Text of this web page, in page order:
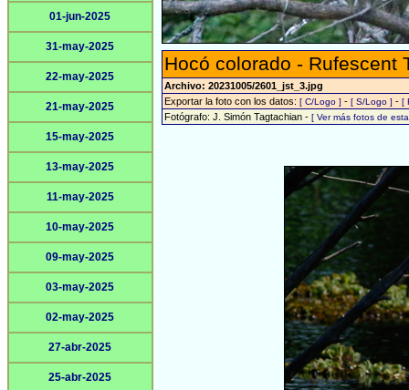
01-jun-2025
31-may-2025
22-may-2025
21-may-2025
15-may-2025
13-may-2025
11-may-2025
10-may-2025
09-may-2025
03-may-2025
02-may-2025
27-abr-2025
25-abr-2025
Hocó colorado - Rufescent
Archivo: 20231005/2601_jst_3.jpg
Exportar la foto con los datos: [ C/Logo ] - [ S/Logo ] - [
Fotógrafo: J. Simón Tagtachian - [ Ver más fotos de